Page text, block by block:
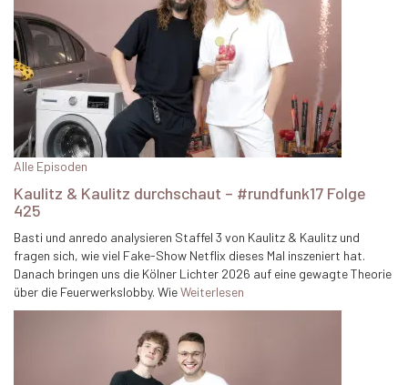
Alle Episoden
Kaulitz & Kaulitz durchschaut – #rundfunk17 Folge
425
Basti und anredo analysieren Staffel 3 von Kaulitz & Kaulitz und
fragen sich, wie viel Fake-Show Netflix dieses Mal inszeniert hat.
Danach bringen uns die Kölner Lichter 2026 auf eine gewagte Theorie
über die Feuerwerkslobby. WieWeiterlesen